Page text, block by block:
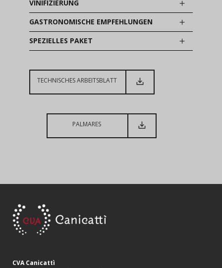
VINIFIZIERUNG
GASTRONOMISCHE EMPFEHLUNGEN
SPEZIELLES PAKET
TECHNISCHES ARBEITSBLATT
PALMARES
CVA Canicattì